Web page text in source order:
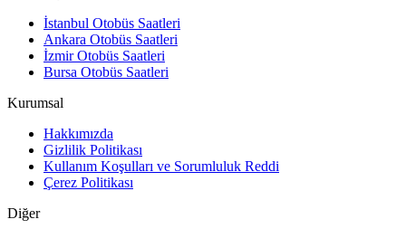
İstanbul Otobüs Saatleri
Ankara Otobüs Saatleri
İzmir Otobüs Saatleri
Bursa Otobüs Saatleri
Kurumsal
Hakkımızda
Gizlilik Politikası
Kullanım Koşulları ve Sorumluluk Reddi
Çerez Politikası
Diğer